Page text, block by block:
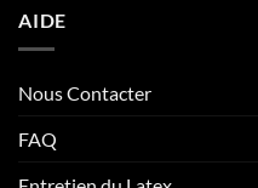
AIDE
Nous Contacter
FAQ